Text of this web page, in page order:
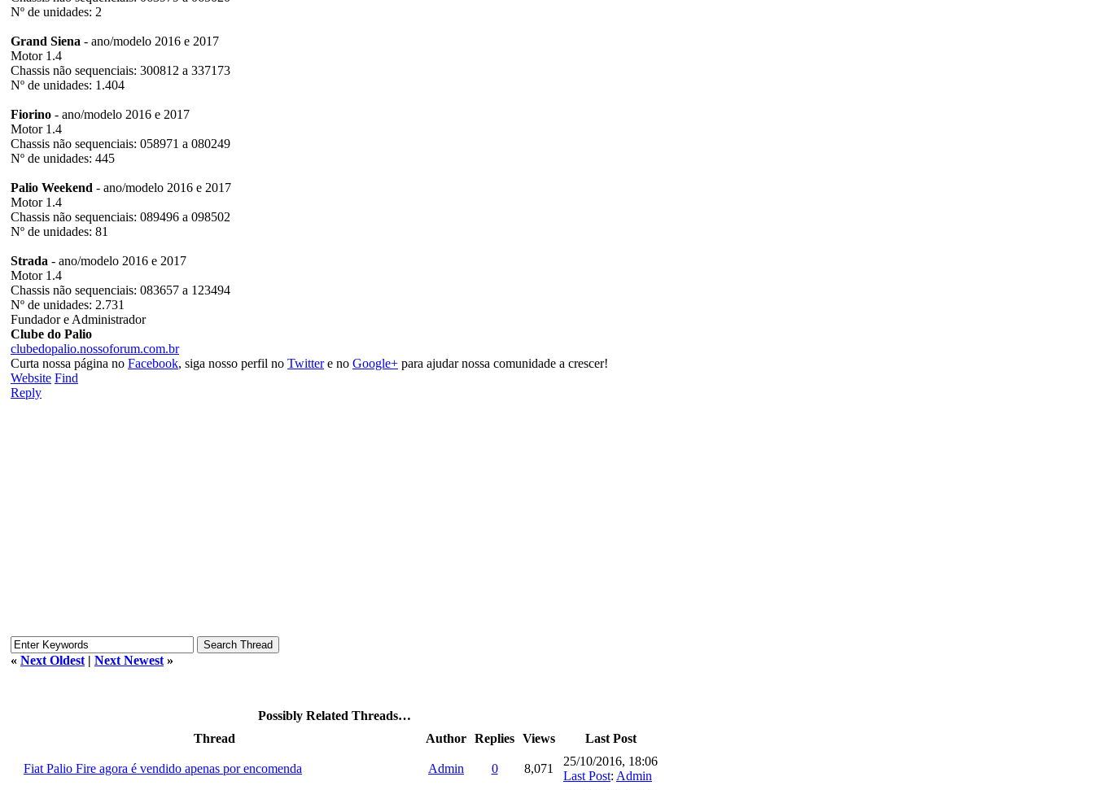
Nº de unidades: 2
Grand Siena - ano/modelo 2016 e 2017
Motor 1.4
Chassis não sequenciais: 300812 a 337173
Nº de unidades: 1.404
Fiorino - ano/modelo 2016 e 2017
Motor 1.4
Chassis não sequenciais: 058971 a 080249
Nº de unidades: 445
Palio Weekend - ano/modelo 2016 e 2017
Motor 1.4
Chassis não sequenciais: 089496 a 098502
Nº de unidades: 81
Strada - ano/modelo 2016 e 2017
Motor 1.4
Chassis não sequenciais: 083657 a 123494
Nº de unidades: 2.731
Fundador e Administrador
Clube do Palio
clubedopalio.nossoforum.com.br
Curta nossa página no Facebook, siga nosso perfil no Twittere no Google+ para ajudar nossa comunidade a crescer!
Website Find
Reply
« Next Oldest | Next Newest »
Possibly Related Threads…
Thread
Author Replies Views Last Post
Fiat Palio Fire agora é vendido apenas por encomenda Admin 0 8,071
25/10/2016, 18:06
Last Post: Admin